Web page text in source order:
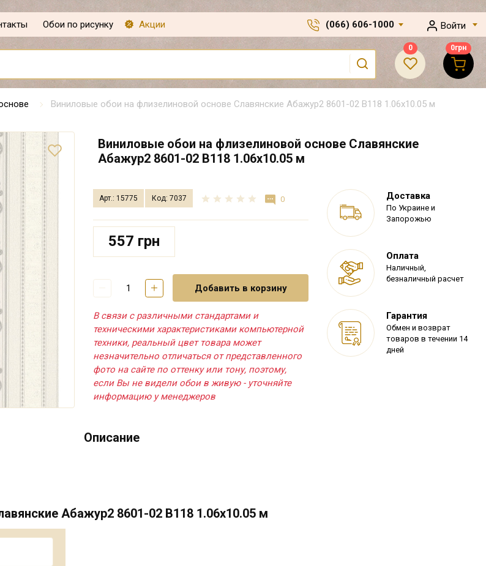
Обои по рисунку Акции (066) 606-1000 Войти
0 0грн
Виниловые обои на флизелиновой основе Славянские Абажур2 8601-02 В118 1.06х10.05 м
Виниловые обои на флизелиновой основе Славянские
Абажур2 8601-02 В118 1.06х10.05 м
Арт.: 15775 Код: 7037 0
557 грн
Добавить в корзину
В связи с различными стандартами и
техническими характеристиками компьютерной
техники, реальный цвет товара может
незначительно отличаться от представленного
фото на сайте по оттенку или тону, поэтому,
если Вы не видели обои в живую - уточняйте
информацию у менеджеров
Доставка
По Украине и
Запорожью
Оплата
Наличный,
безналичный расчет
Гарантия
Обмен и возврат
товаров в течении 14
дней
Описание
Абажур2 8601-02 В118 1.06х10.05 м